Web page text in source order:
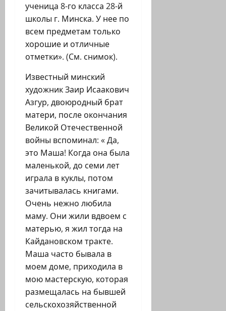
ученица 8-го класса 28-й
школы г. Минска. У нее по
всем предметам только
хорошие и отличные
отметки». (См. снимок).
Известный минский
художник Заир Исаакович
Азгур, двоюродный брат
матери, после окончания
Великой Отечественной
войны вспоминал: « Да,
это Маша! Когда она была
маленькой, до семи лет
играла в куклы, потом
зачитывалась книгами.
Очень нежно любила
маму. Они жили вдвоем с
матерью, я жил тогда на
Кайдановском тракте.
Маша часто бывала в
моем доме, приходила в
мою мастерскую, которая
размещалась на бывшей
сельскохозяйственной